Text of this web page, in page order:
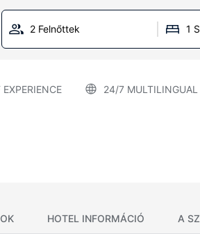
2 Felnőttek 1
24/7 MULTILINGUAL
HOTEL INFORMÁCIÓ A